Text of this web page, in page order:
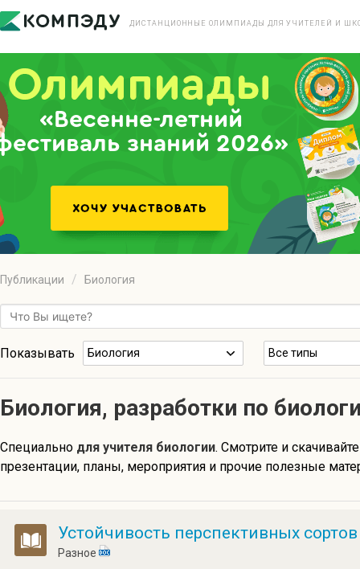
ДИСТАНЦИОННЫЕ ОЛИМПИАДЫ ДЛЯ УЧИТЕЛЕЙ И
«Весенне-летний
знаний 2026»
Публикации Биология
Показывать Биология Все типы
Биология, разработки по
Специально для учителя биологии. Смотрите и
презентации, планы, мероприятия и прочие полезные
Устойчивость перспективных
Разное